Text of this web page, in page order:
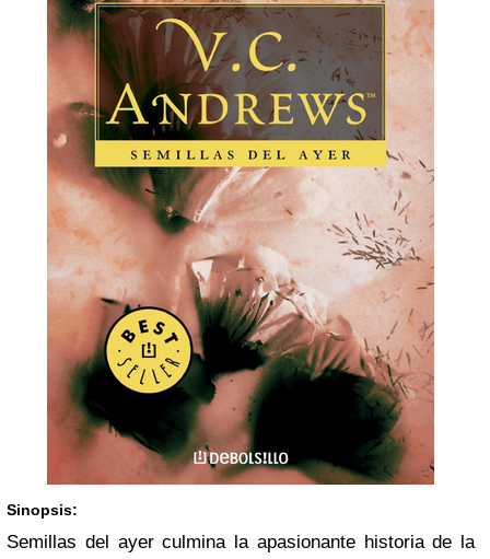
Sinopsis:
Semillas del ayer culmina la apasionante historia de la